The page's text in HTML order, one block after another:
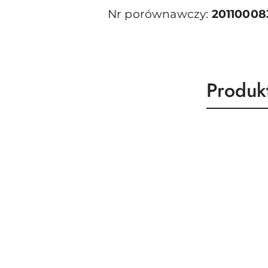
Nr porównawczy:
o